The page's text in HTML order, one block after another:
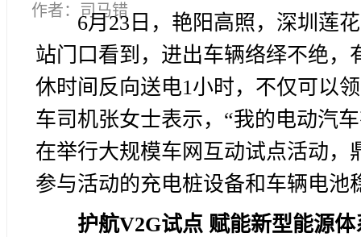
作者：司马错
6月23日，艳阳高照，深圳莲
站门口看到，进出车辆络绎不绝，
休时间反向送电1小时，不仅可以
车司机张女士表示，“我的电动汽
在举行大规模车网互动试点活动
参与活动的充电桩设备和车辆电
护航V2G试点 赋能新型能源